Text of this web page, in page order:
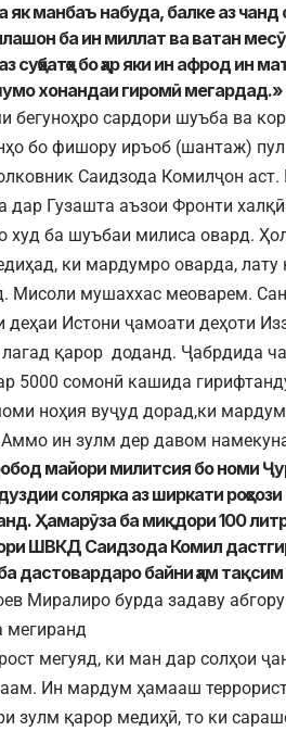
як манбаъ набуда, балке аз чанд
ба ин миллат ва ватан
суҳбатҳо бо ҳар яки ин афрод
хонандаи гиромӣ мегардад.»
сардори шуъба ва
бо фишору иръоб (шантаж)
Саидзода Комилҷон
Гузашта аъзои Фронти
худ ба шуъбаи милиса овард.
ки мардумро оварда, лату
Мисоли мушаххас меоварем.
Истони ҷамоати деҳоти
қарор доданд. Ҷабрдида
5000 сомонӣ кашида
ноҳия вуҷуд дорад,ки
ин зулм дер давом
майори милитсия бо номи
солярка аз ширкати
Ҳамарӯза ба миқдори 100 литр
ШВКД Саидзода Комил
дастовардаро байни ҳам
Миралиро бурда задаву
мегиранд
мегуяд, ки ман дар солҳои
Ин мардум ҳамааш
зулм қарор медиҳӣ, то ки